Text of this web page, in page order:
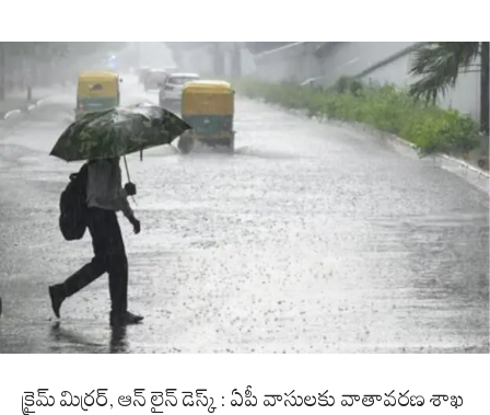
క్రైమ్ మిర్రర్, ఆన్ లైన్ డెస్క్ : ఏపీ వాసులకు వాతావరణ శాఖ